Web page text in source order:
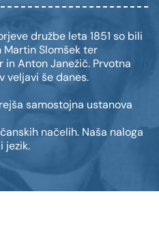
družbe leta 1851 so bili
Martin Slomšek ter
Anton Janežič. Prvotna
veljavi še danes.
samostojna ustanova
načelih. Naša naloga
jezik.